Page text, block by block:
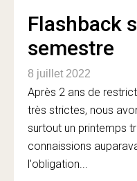
Flashback
semestre
8 juillet 2022
Après 2 ans de
très strictes, nous
surtout un printemps
connaissions
l'obligation...